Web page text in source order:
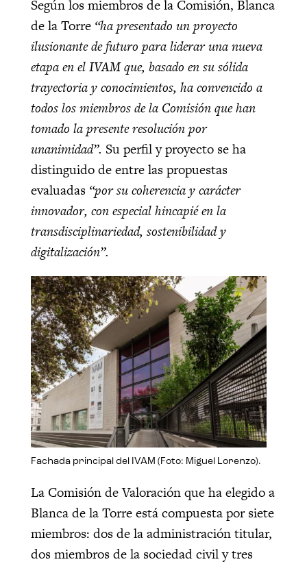
Según los miembros de la Comisión, Blanca
de la Torre “ha presentado un proyecto
ilusionante de futuro para liderar una nueva
etapa en el IVAM que, basado en su sólida
trayectoria y conocimientos, ha convencido a
todos los miembros de la Comisión que han
tomado la presente resolución por
unanimidad”. Su perfil y proyecto se ha
distinguido de entre las propuestas
evaluadas“por su coherencia y carácter
innovador, con especial hincapié en la
transdisciplinariedad, sostenibilidad y
digitalización”.
Fachada principal del IVAM (Foto: Miguel Lorenzo).
La Comisión de Valoración que ha elegido a
Blanca de la Torre está compuesta por siete
miembros: dos de la administración titular,
dos miembros de la sociedad civil y tres